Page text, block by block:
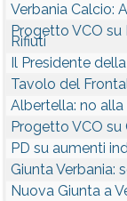
Verbania Calcio:
Progetto VCO su
Rifiuti
Il Presidente
Tavolo del
Albertella: no alla
Progetto VCO su
PD su aumenti
Giunta Verbania:
Nuova Giunta a